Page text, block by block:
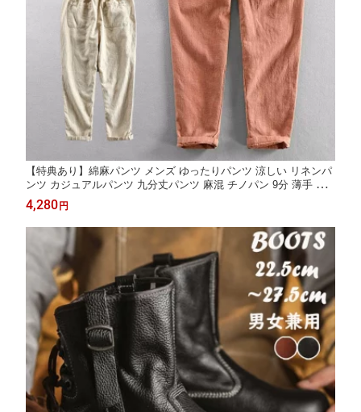
【特典あり】綿麻パンツ メンズ ゆったりパンツ 涼しい リネンパ
ンツ カジュアルパンツ 九分丈パンツ 麻混 チノパン 9分 薄手 無
地 通気性 春夏 大きいサイズ イージーパンツ コットン リネン 男
性用ズボン ジョガーパンツ サマーパンツ 夏服
4,280 円